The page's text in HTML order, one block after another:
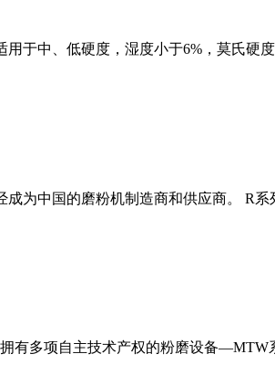
于中、低硬度，湿度小于6%，莫氏硬
为中国的磨粉机制造商和供应商。 R
有多项自主技术产权的粉磨设备